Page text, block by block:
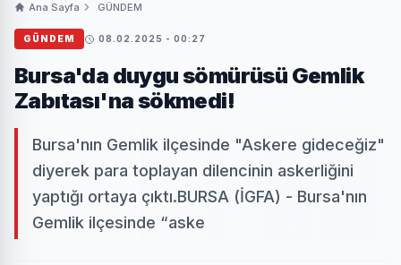
Ana Sayfa GÜNDEM
GÜNDEM 08.02.2025 - 00:27
Bursa'da duygu sömürüsü Gemlik
Zabıtası'na sökmedi!
Bursa'nın Gemlik ilçesinde "Askere gideceğiz"
diyerek para toplayan dilencinin askerliğini
yaptığı ortaya çıktı.BURSA (İGFA) - Bursa'nın
Gemlik ilçesinde “aske